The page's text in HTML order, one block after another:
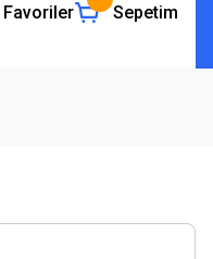
Favoriler Sepetim